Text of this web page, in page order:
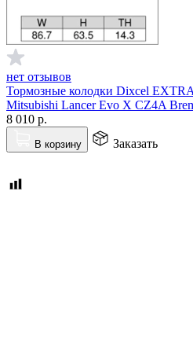
нет отзывов
Тормозные колодки Dixcel
Mitsubishi Lancer Evo X CZ4A
8 010 р.
В корзину Заказать